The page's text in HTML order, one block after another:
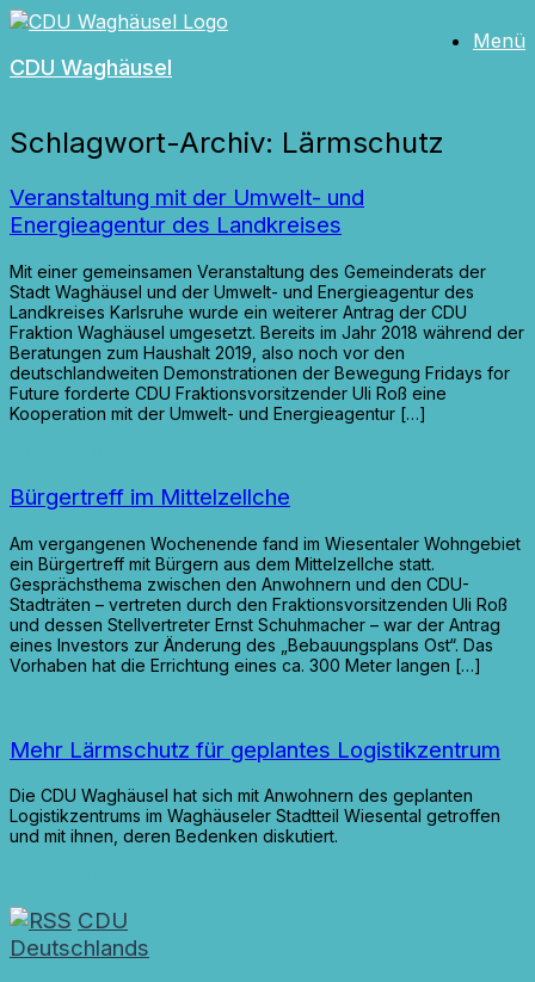
Zum
springen
CDU Waghäusel
Menü
Schlagwort-Archiv: Lärmschutz
Veranstaltung mit der Umwelt- und
Energieagentur des Landkreises
Mit einer gemeinsamen Veranstaltung des Gemeinderats der
Stadt Waghäusel und der Umwelt- und Energieagentur des
Landkreises Karlsruhe wurde ein weiterer Antrag der CDU
Fraktion Waghäusel umgesetzt. Bereits im Jahr 2018 während der
Beratungen zum Haushalt 2019, also noch vor den
deutschlandweiten Demonstrationen der Bewegung Fridays for
Future forderte CDU Fraktionsvorsitzender Uli Roß eine
Kooperation mit der Umwelt- und Energieagentur […]
Bürgertreff im Mittelzellche
Am vergangenen Wochenende fand im Wiesentaler Wohngebiet
ein Bürgertreff mit Bürgern aus dem Mittelzellche statt.
Gesprächsthema zwischen den Anwohnern und den CDU-
Stadträten – vertreten durch den Fraktionsvorsitzenden Uli Roß
und dessen Stellvertreter Ernst Schuhmacher – war der Antrag
eines Investors zur Änderung des „Bebauungsplans Ost“. Das
Vorhaben hat die Errichtung eines ca. 300 Meter langen […]
Mehr Lärmschutz für geplantes Logistikzentrum
Die CDU Waghäusel hat sich mit Anwohnern des geplanten
Logistikzentrums im Waghäuseler Stadtteil Wiesental getroffen
und mit ihnen, deren Bedenken diskutiert.
CDU
Deutschlands